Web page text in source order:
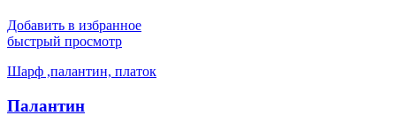
Добавить в избранное
быстрый просмотр
Шарф ,палантин, платок
Палантин